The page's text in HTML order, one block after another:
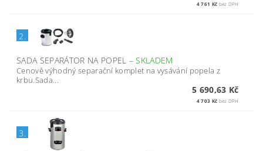
4 761 Kč bez DPH
2.
SADA SEPARÁTOR NA POPEL –SKLADEM
Cenově výhodný separační komplet na vysávání popela z
krbu.Sada...
5 690,63 Kč
4 703 Kč bez DPH
3.